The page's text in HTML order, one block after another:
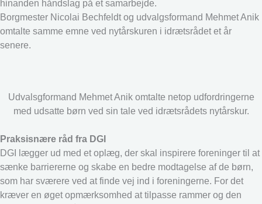
hinanden håndslag på et samarbejde.
Borgmester Nicolai Bechfeldt og udvalgsformand Mehmet Anik
omtalte samme emne ved nytårskuren i idrætsrådet et år
senere.
Udvalsgformand Mehmet Anik omtalte netop udfordringerne
med udsatte børn ved sin tale ved idrætsrådets nytårskur.
Praksisnære råd fra DGI
DGI lægger ud med et oplæg, der skal inspirere foreninger til at
sænke barriererne og skabe en bedre modtagelse af de børn,
som har sværere ved at finde vej ind i foreningerne. For det
kræver en øget opmærksomhed at tilpasse rammer og den